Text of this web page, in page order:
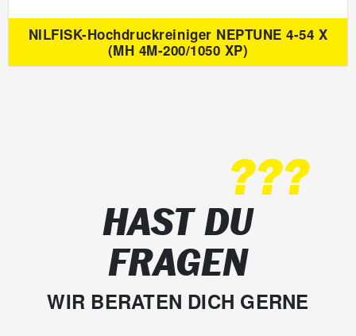
NILFISK-Hochdruckreiniger NEPTUNE 4-54 X
(MH 4M-200/1050 XP)
???
HAST DU
FRAGEN
WIR BERATEN DICH GERNE